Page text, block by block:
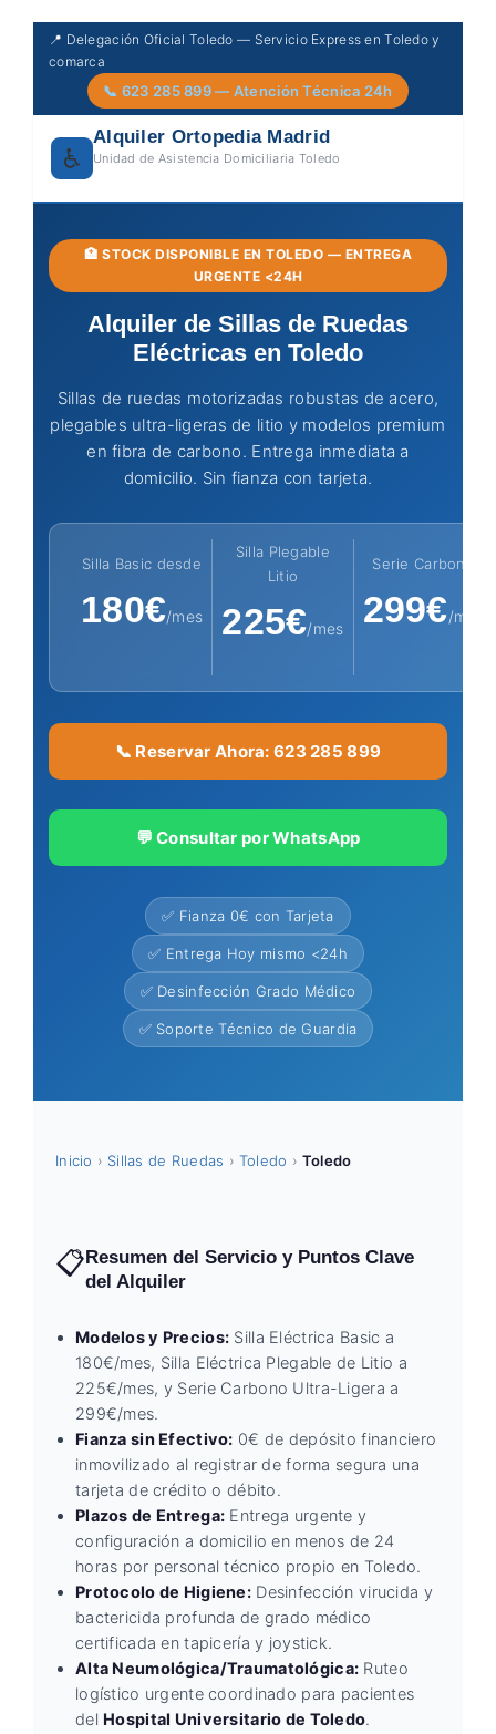
Skip
📍 Delegación Oficial Toledo — Servicio Express en Toledo y
comarca
📞 623 285 899 — Atención Técnica 24h
♿
Alquiler Ortopedia Madrid
Unidad de Asistencia Domiciliaria Toledo
🏥 STOCK DISPONIBLE EN TOLEDO — ENTREGA
URGENTE <24H
Alquiler de Sillas de Ruedas
Eléctricas en Toledo
Sillas de ruedas motorizadas robustas de acero,
plegables ultra-ligeras de litio y modelos premium
en fibra de carbono. Entrega inmediata a
domicilio. Sin fianza con tarjeta.
Silla Basic desde
180€/mes
Silla Plegable
Litio
225€/mes
Serie Carbono
299€/mes
📞 Reservar Ahora: 623 285 899
💬 Consultar por WhatsApp
✅ Fianza 0€ con Tarjeta
✅ Entrega Hoy mismo <24h
✅ Desinfección Grado Médico
✅ Soporte Técnico de Guardia
Inicio › Sillas de Ruedas › Toledo › Toledo
📋Resumen del Servicio y Puntos Clave
del Alquiler
Modelos y Precios: Silla Eléctrica Basic a
180€/mes, Silla Eléctrica Plegable de Litio a
225€/mes, y Serie Carbono Ultra-Ligera a
299€/mes.
Fianza sin Efectivo: 0€ de depósito financiero
inmovilizado al registrar de forma segura una
tarjeta de crédito o débito.
Plazos de Entrega: Entrega urgente y
configuración a domicilio en menos de 24
horas por personal técnico propio en Toledo.
Protocolo de Higiene: Desinfección virucida y
bactericida profunda de grado médico
certificada en tapicería y joystick.
Alta Neumológica/Traumatológica: Ruteo
logístico urgente coordinado para pacientes
del Hospital Universitario de Toledo.